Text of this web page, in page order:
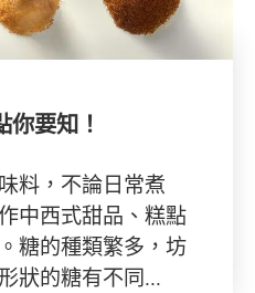
你要知！
料，不論日常煮
中西式甜品、糕點
糖的種類繁多，坊
狀的糖有不同...